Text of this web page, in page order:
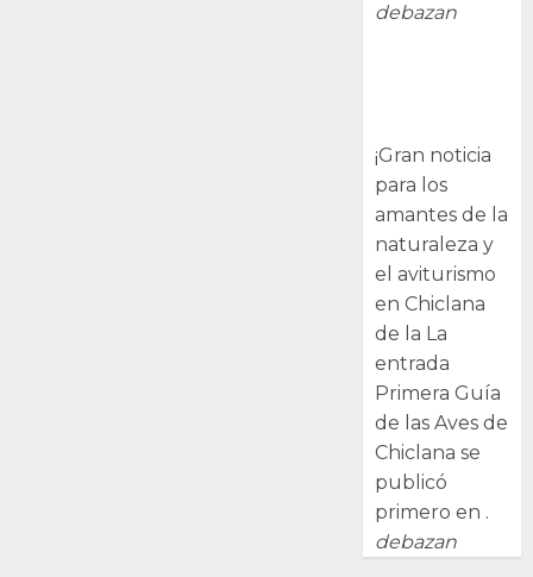
debazan
¡Gran noticia
para los
amantes de la
naturaleza y
el aviturismo
en Chiclana
de la La
entrada
Primera Guía
de las Aves de
Chiclana se
publicó
primero en .
debazan